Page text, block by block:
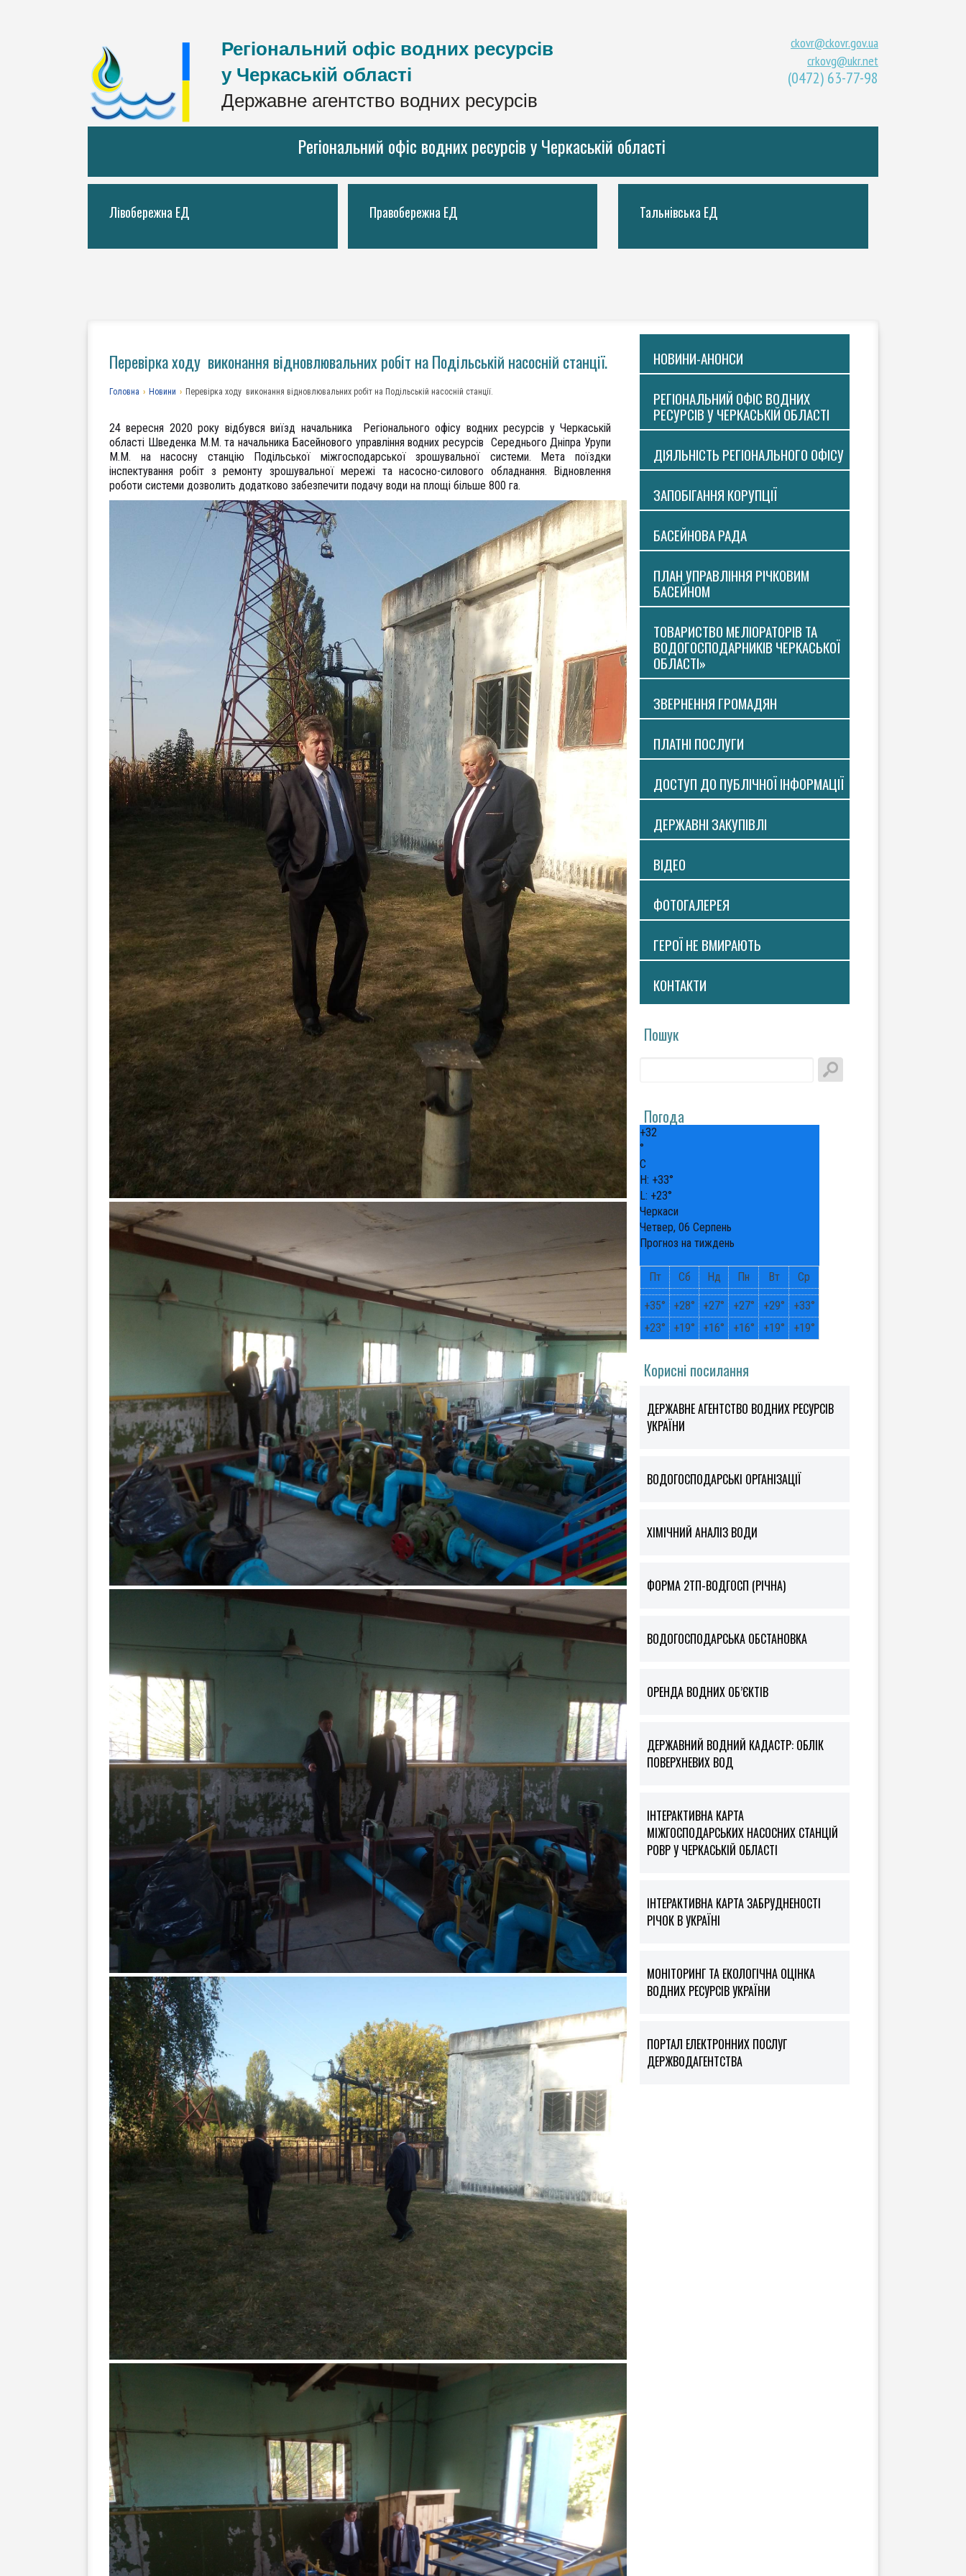
Регіональний офіс водних ресурсів
у Черкаській області
Державне агентство водних ресурсів
ckovr@ckovr.gov.ua
crkovg@ukr.net
(0472) 63-77-98
Регіональний офіс водних ресурсів у Черкаській області
Лівобережна ЕД Правобережна ЕД Тальнiвська ЕД
НОВИНИ-АНОНСИ
РЕГІОНАЛЬНИЙ ОФІС ВОДНИХ
РЕСУРСІВ У ЧЕРКАСЬКІЙ ОБЛАСТІ
ДІЯЛЬНІСТЬ РЕГІОНАЛЬНОГО ОФІСУ
ЗАПОБІГАННЯ КОРУПЦІЇ
БАСЕЙНОВА РАДА
ПЛАН УПРАВЛІННЯ РІЧКОВИМ
БАСЕЙНОМ
ТОВАРИСТВО МЕЛІОРАТОРІВ ТА
ВОДОГОСПОДАРНИКІВ ЧЕРКАСЬКОЇ
ОБЛАСТІ»
ЗВЕРНЕННЯ ГРОМАДЯН
ПЛАТНI ПОСЛУГИ
ДОСТУП ДО ПУБЛІЧНОЇ ІНФОРМАЦІЇ
ДЕРЖАВНІ ЗАКУПІВЛІ
ВIДЕО
ФОТОГАЛЕРЕЯ
ГЕРОЇ НЕ ВМИРАЮТЬ
КОНТАКТИ
Пошук
Погода
+32
°
C
H: +33°
L: +23°
Черкаси
Четвер, 06 Серпень
Прогноз на тиждень
Пт Сб Нд Пн Вт Ср
+35° +28° +27° +27° +29° +33°
+23° +19° +16° +16° +19° +19°
Корисні посилання
ДЕРЖАВНЕ АГЕНТСТВО ВОДНИХ РЕСУРСІВ
УКРАЇНИ
ВОДОГОСПОДАРСЬКІ ОРГАНІЗАЦІЇ
ХІМІЧНИЙ АНАЛІЗ ВОДИ
ФOРМА 2ТП-ВОДГОСП (РІЧНА)
ВОДОГОСПОДАРСЬКА ОБСТАНОВКА
ОРЕНДА ВОДНИХ ОБ’ЄКТІВ
ДЕРЖАВНИЙ ВОДНИЙ КАДАСТР: ОБЛІК
ПОВЕРХНЕВИХ ВОД
ІНТЕРАКТИВНА КАРТА
МІЖГОСПОДАРСЬКИХ НАСОСНИХ СТАНЦІЙ
РОВР У ЧЕРКАСЬКІЙ ОБЛАСТІ
ІНТЕРАКТИВНА КАРТА ЗАБРУДНЕНОСТІ
РІЧОК В УКРАЇНІ
МОНІТОРИНГ ТА ЕКОЛОГІЧНА ОЦІНКА
ВОДНИХ РЕСУРСІВ УКРАЇНИ
ПОРТАЛ ЕЛЕКТРОННИХ ПОСЛУГ
ДЕРЖВОДАГЕНТСТВА
Перевірка ходу виконання відновлювальних робіт на Подільській насосній станції.
Головна › Новини › Перевірка ходу виконання відновлювальних робіт на Подільській насосній станції.
24 вересня 2020 року відбувся виїзд начальника Регіонального офісу водних ресурсів у Черкаській
області Шведенка М.М. та начальника Басейнового управління водних ресурсів Середнього Дніпра Урупи
М.М. на насосну станцію Подільської міжгосподарської зрошувальної системи. Мета поїздки
інспектування робіт з ремонту зрошувальної мережі та насосно-силового обладнання. Відновлення
роботи системи дозволить додатково забезпечити подачу води на площі більше 800 га.